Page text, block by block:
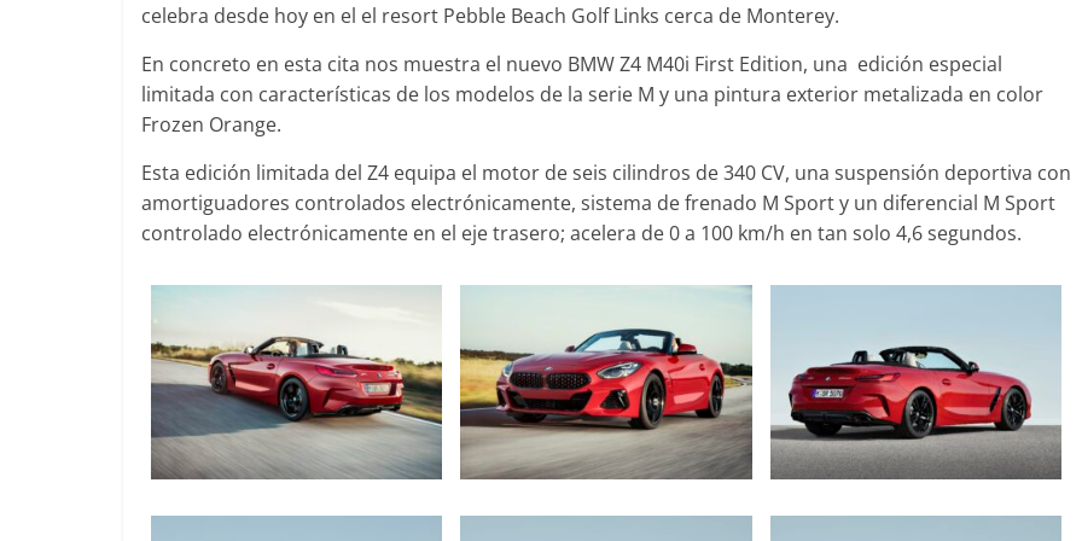
celebra desde hoy en el el resort Pebble Beach Golf Links cerca de Monterey.
En concreto en esta cita nos muestra el nuevo BMW Z4 M40i First Edition, una edición especial
limitada con características de los modelos de la serie M y una pintura exterior metalizada en color
Frozen Orange.
Esta edición limitada del Z4 equipa el motor de seis cilindros de 340 CV, una suspensión deportiva con
amortiguadores controlados electrónicamente, sistema de frenado M Sport y un diferencial M Sport
controlado electrónicamente en el eje trasero; acelera de 0 a 100 km/h en tan solo 4,6 segundos.
deportividad
25 de julio de 2022 mospotter84 0
1977
28 de junio de 2022 mospotter84 0
Cayenne
10 de junio de 2022
Seguridad
50 años del Mercedes-Benz
Seguridad Vídeo
El Mazda CX-5 2022 logra la
máxima nota en las pruebas
de seguridad del IIHS
11 de noviembre de 2021
mospotter84